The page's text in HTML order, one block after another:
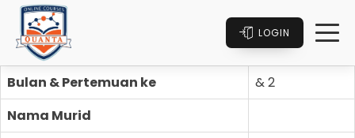
LOGIN
Bulan & Pertemuan ke
& 2
Nama Murid